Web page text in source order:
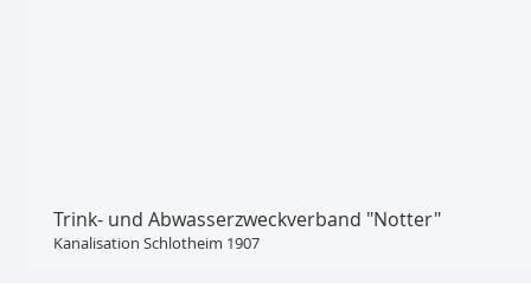
Trink- und Abwasser­zweckverband "Notter"
Kanalisation Schlotheim 1907